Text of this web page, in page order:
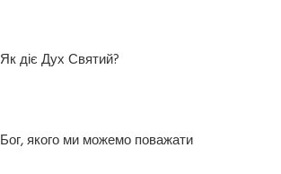
Як діє Дух Святий?
Бог, якого ми можемо поважати